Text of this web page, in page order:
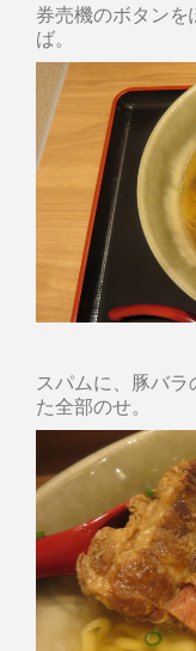
券売機のボタン
ば。
スパムに、豚バ
た全部のせ。